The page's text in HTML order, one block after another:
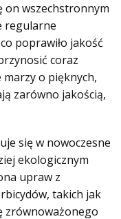
on wszechstronnym
regularne
poprawiło jakość
coraz
o pięknych,
zarówno jakością,
się w nowoczesne
ekologicznym
upraw z
takich jak
zrównoważonego